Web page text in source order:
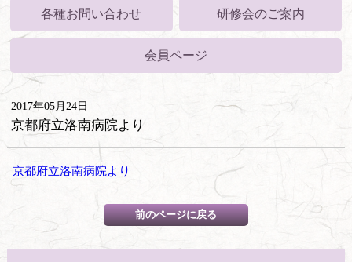
各種お問い合わせ 研修会のご案内
会員ページ
2017年05月24日
京都府立洛南病院より
京都府立洛南病院より